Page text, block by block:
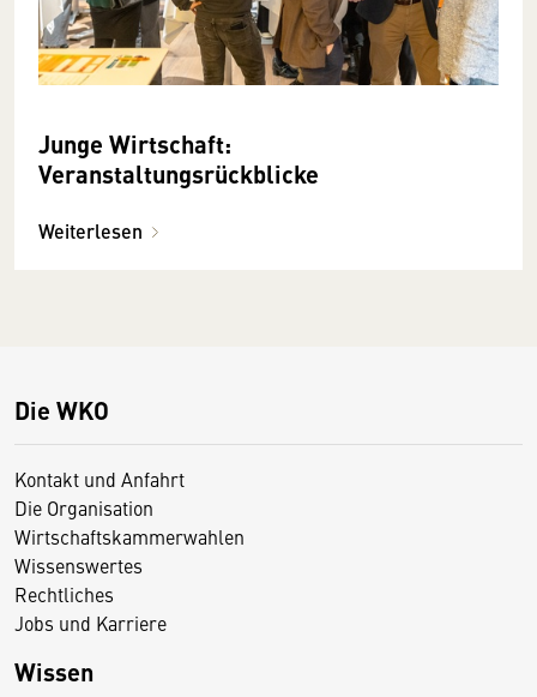
Junge Wirtschaft:
Veranstaltungsrückblicke
Weiterlesen
Die WKO
Kontakt und Anfahrt
Die Organisation
Wirtschaftskammerwahlen
Wissenswertes
Rechtliches
Jobs und Karriere
Wissen